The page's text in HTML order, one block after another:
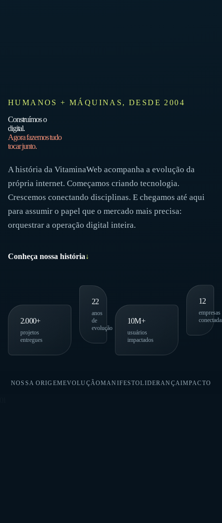
HUMANOS + MÁQUINAS, DESDE 2004
Construímos o
digital.
Agora fazemos tudo
tocar junto.
A história da VitaminaWeb acompanha a evolução da
própria internet. Começamos criando tecnologia.
Crescemos conectando disciplinas. E chegamos até aqui
para assumir o papel que o mercado mais precisa:
orquestrar a operação digital inteira.
Conheça nossa história↓
2.000+
projetos
entregues
22
anos
de
evolução
10M+
usuários
impactados
12
empresas
NOSSA ORIGEMEVOLUÇÃOMANIFESTOLIDERANÇAIMPACTO